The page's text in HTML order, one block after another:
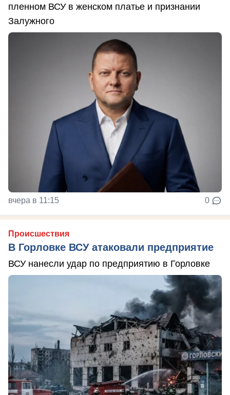
пленном ВСУ в женском платье и признании
Залужного
вчера в 11:15 0
Происшествия
В Горловке ВСУ атаковали предприятие
ВСУ нанесли удар по предприятию в Горловке